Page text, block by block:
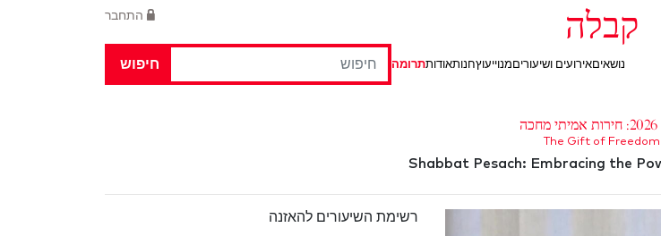
התחבר קבלה
חיפוש נושאיםאירועים ושיעוריםמנוייעוץחנותאודותתרומה
The Gift of Freedom
Shabbat Pesach: Embracing the
רשימת השיעורים להאזנה